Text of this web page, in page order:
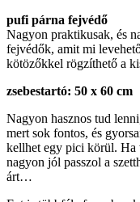
pufi párna fejvédő
Nagyon praktikusak, és
fejvédők, amit mi
kötözőkkel rögzíthető a
zsebestartó: 50 x 60 cm
Nagyon hasznos tud
mert sok fontos, és
kellhet egy pici körül. Ha
nagyon jól passzol a
árt…